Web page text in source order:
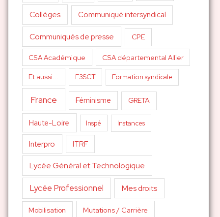
Collèges Communiqué intersyndical
Communiqués de presse CPE
CSA Académique CSA départemental Allier
Et aussi... F3SCT Formation syndicale
France Féminisme GRETA
Haute-Loire Inspé Instances
Interpro ITRF
Lycée Général et Technologique
Lycée Professionnel Mes droits
Mobilisation Mutations / Carrière